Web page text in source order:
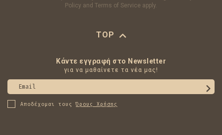
Policy and Terms of Service apply.
TOP
Κάντε εγγραφή στο Newsletter
για να μαθαίνετε τα νέα μας!
Αποδέχομαι τουςΌρους Χρήσης